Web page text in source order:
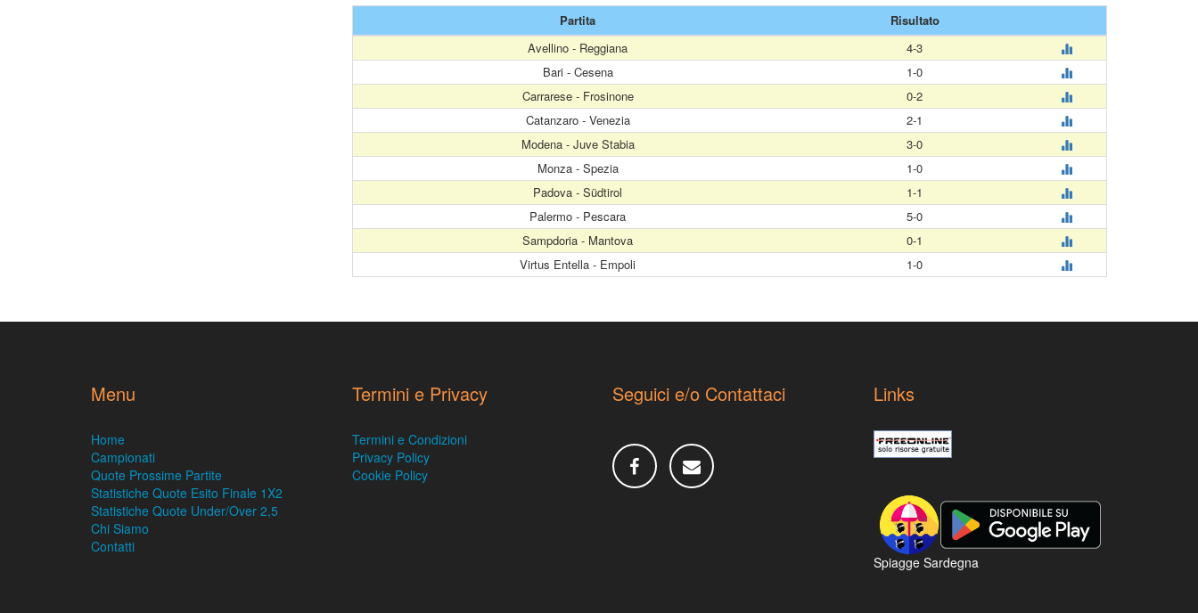
Partita
Risultato
Avellino - Reggiana
4-3
Bari - Cesena
1-0
Carrarese - Frosinone
0-2
Catanzaro - Venezia
2-1
Modena - Juve Stabia
3-0
Monza - Spezia
1-0
Padova - Südtirol
1-1
Palermo - Pescara
5-0
Sampdoria - Mantova
0-1
Virtus Entella - Empoli
1-0
Menu
Home
Campionati
Quote Prossime Partite
Statistiche Quote Esito Finale 1X2
Statistiche Quote Under/Over 2,5
Chi Siamo
Contatti
Termini e Privacy
Termini e Condizioni
Privacy Policy
Cookie Policy
Seguici e/o Contattaci Links
Spiagge Sardegna